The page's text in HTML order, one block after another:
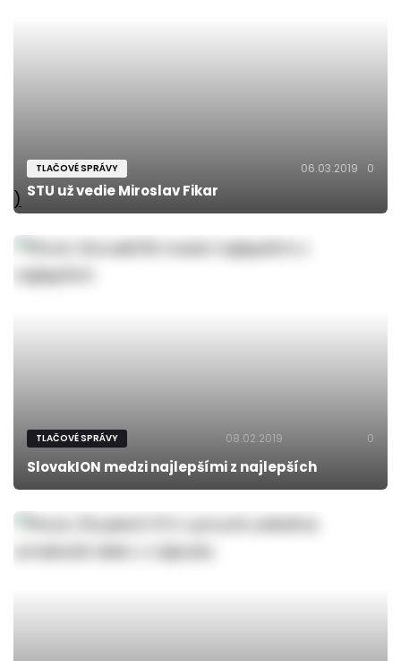
)
TLAČOVÉ SPRÁVY 06.03.2019 0
STU už vedie Miroslav Fikar
TLAČOVÉ SPRÁVY 08.02.2019 0
SlovakION medzi najlepšími z najlepších